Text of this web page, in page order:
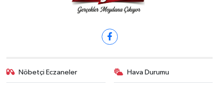
Nöbetçi Eczaneler Hava Durumu